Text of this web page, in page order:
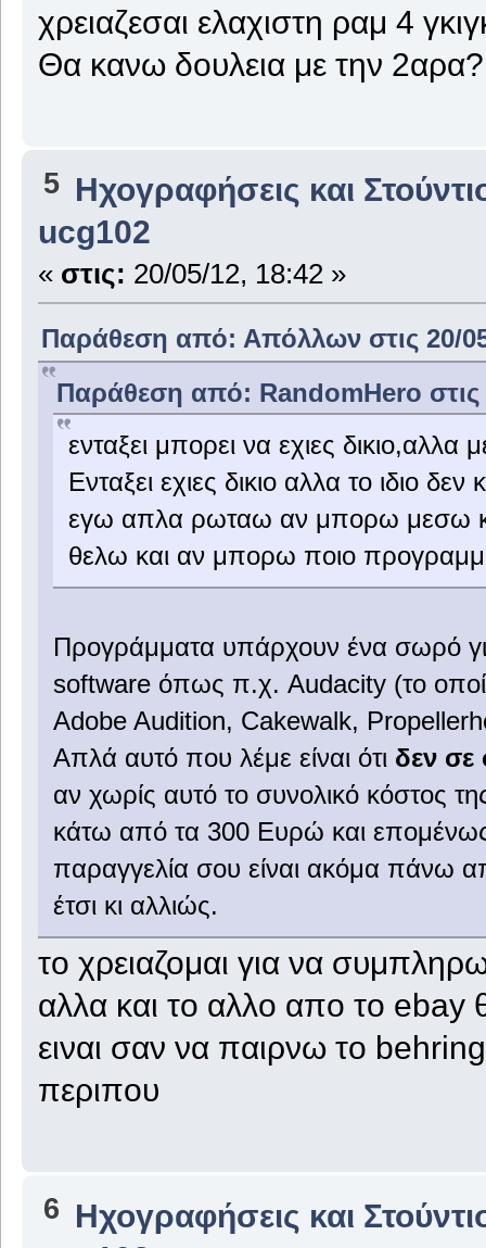
χρειαζεσαι ελαχιστη ραμ 4
Θα κανω δουλεια με την 2αρα?
5 Ηχογραφήσεις και
ucg102
« στις: 20/05/12, 18:42 »
Παράθεση από: Απόλλων στις 20/
Παράθεση από: RandomHero στις
ενταξει μπορει να εχιες
Ενταξει εχιες δικιο αλλα το ιδιο δεν
εγω απλα ρωταω αν μπορω μεσω
θελω και αν μπορω ποιο
Προγράμματα υπάρχουν ένα σωρό
software όπως π.χ. Audacity (το
Adobe Audition, Cakewalk,
Απλά αυτό που λέμε είναι ότι δεν σε
αν χωρίς αυτό το συνολικό κόστος
κάτω από τα 300 Ευρώ και
παραγγελία σου είναι ακόμα πάνω
έτσι κι αλλιώς.
το χρειαζομαι για να
αλλα και το αλλο απο το ebay
ειναι σαν να παιρνω το
περιπου
6 Ηχογραφήσεις και